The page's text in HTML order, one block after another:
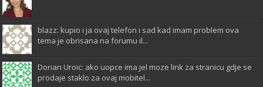
blazz: kupio i ja ovaj telefon i sad kad imam problem ova
tema je obrisana na forumu il...
Dorian Uroic: ako uopce ima jel moze link za stranicu gdje se
prodaje staklo za ovaj mobitel...